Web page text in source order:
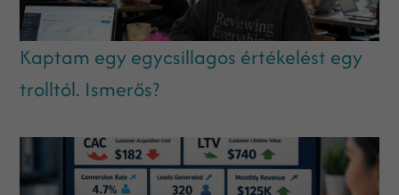
Kaptam egy egycsillagos értékelést egy
trolltól. Ismerős?